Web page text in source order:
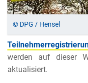
© DPG / Hensel
werden auf dieser
aktualisiert.